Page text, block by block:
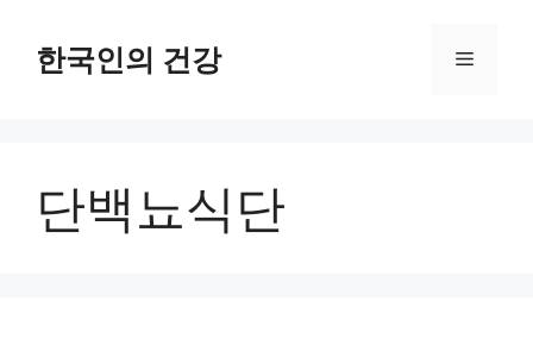
한국인의 건강 메
단백뇨식단